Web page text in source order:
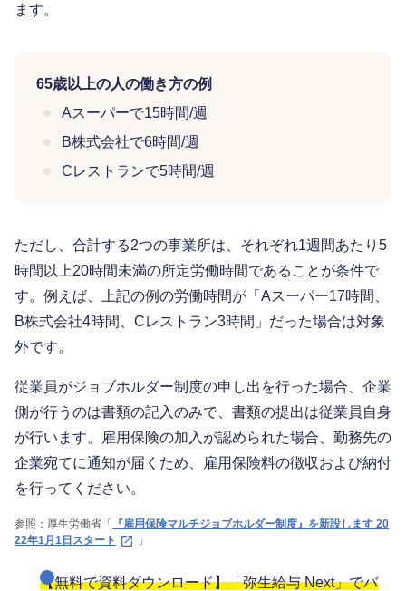
ます。
65歳以上の人の働き方の例
Aスーパーで15時間/週
B株式会社で6時間/週
Cレストランで5時間/週
ただし、合計する2つの事業所は、それぞれ1週間あたり5
時間以上20時間未満の所定労働時間であることが条件で
す。例えば、上記の例の労働時間が「Aスーパー17時間、
B株式会社4時間、Cレストラン3時間」だった場合は対象
外です。
従業員がジョブホルダー制度の申し出を行った場合、企業
側が行うのは書類の記入のみで、書類の提出は従業員自身
が行います。雇用保険の加入が認められた場合、勤務先の
企業宛てに通知が届くため、雇用保険料の徴収および納付
を行ってください。
参照：厚生労働省「
『雇用保険マルチジョブホルダー制度』を新設します 20
22年1月1日スタート
」
【無料で資料ダウンロード】「弥生給与 Next」でバ